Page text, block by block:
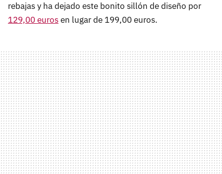
rebajas y ha dejado este bonito sillón de diseño por
129,00 eurosen lugar de 199,00 euros.